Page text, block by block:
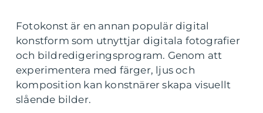
Fotokonst är en annan populär digital
konstform som utnyttjar digitala fotografier
och bildredigeringsprogram. Genom att
experimentera med färger, ljus och
komposition kan konstnärer skapa visuellt
slående bilder.